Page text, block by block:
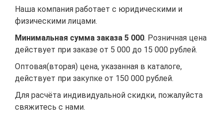
Наша компания работает с юридическими​ и
физическими​ лицами.
Минимальная сумма заказа 5​ 000. Розничная цена
действует при заказе от 5​ 000 до 15​ 000 рублей.
Оптовая(вторая) цена, указанная в каталоге,
действует при закупке от 150​ 000 рублей.
Для расчёта индивидуальной скидки, пожалуйста
свяжитесь с нами.